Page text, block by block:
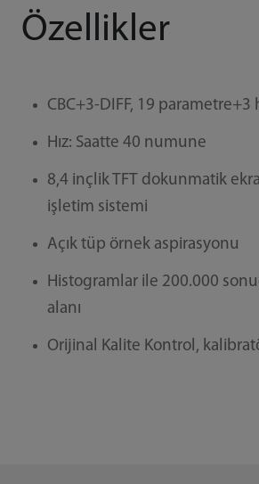
Özellikler
CBC+3-DIFF, 19 parametre+3
Hız: Saatte 40 numune
8,4 inçlik TFT dokunmatik
işletim sistemi
Açık tüp örnek aspirasyonu
Histogramlar ile 200.000
alanı
Orijinal Kalite Kontrol,